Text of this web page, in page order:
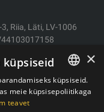
Riia, Läti, LV-1006
ESTONIAN
×
küpsiseid
küpsiseid.
meie küpsisepoliitikaga
teavet